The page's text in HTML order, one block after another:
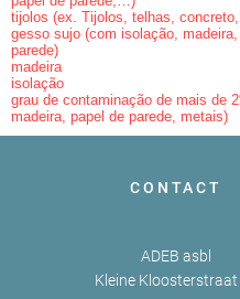
tijolos (ex. Tijolos, telhas,
gesso sujo (com isolação,
parede)
madeira
isolação
grau de contaminação de mais de
madeira, papel de parede, metais)
CONTACT
ADEB asbl
Kleine Kloosterstraat